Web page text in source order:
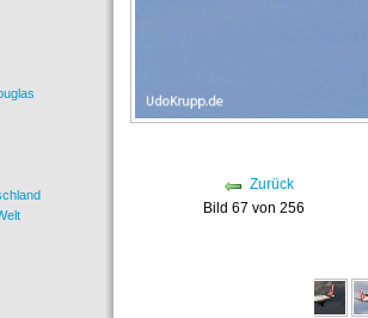
Zurück
Bild 67 von 256